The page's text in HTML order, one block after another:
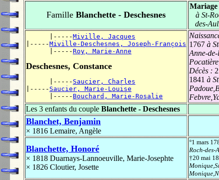
Famille Blanchette - Deschesnes
à St-
des-
      |-----
Miville, Jacques
|-----Miville-Deschesnes, Joseph-François
      |-----
Roy, Marie-Anne
Deschesnes, Constance
      |-----
Saucier, Charles
|----- Saucier, Marie-Louise
      |-----
Bouchard, Marie-Rosalie
1767 à
Anne-
Décès :
1841 à
Les 3 enfants du couple Blanchette - Deschesnes
Blanchet, Benjamin
× 1816 Lemaire, Angèle
Blanchette, Honoré
× 1818 Duarnays-Lannoeuville, Marie-Josephte
× 1826 Cloutier, Josette
°1 mars
Roch-des-
†20 mai